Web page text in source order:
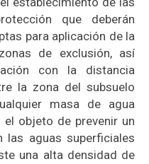
que deberán
para aplicación de la
de exclusión, así
con la distancia
la zona del subsuelo
masa de agua
objeto de prevenir un
las aguas superficiales
una alta densidad de